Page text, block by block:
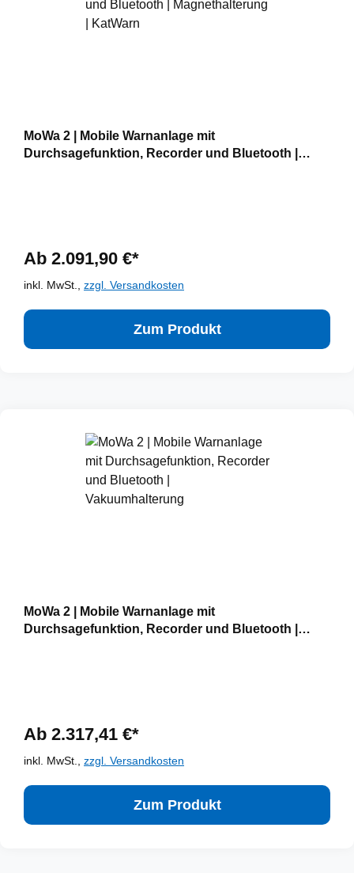
MoWa 2 | Mobile Warnanlage mit
Durchsagefunktion, Recorder und Bluetooth |
Ab 2.091,90 €*
inkl. MwSt., zzgl. Versandkosten
Zum Produkt
MoWa 2 | Mobile Warnanlage mit
Durchsagefunktion, Recorder und Bluetooth |
Ab 2.317,41 €*
inkl. MwSt., zzgl. Versandkosten
Zum Produkt